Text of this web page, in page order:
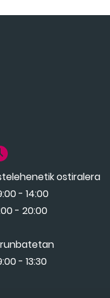
ostiralera
- 14:00
- 20:00
- 13:30